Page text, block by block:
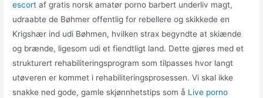
escort af gratis norsk amatør porno barbert underliv magt,
udraabte de Bøhmer offentlig for rebellere og skikkede en
Krigshær ind udi Bøhmen, hvilken strax begyndte at skiænde
og brænde, ligesom udi et fiendtligt land. Dette gjøres med et
strukturert rehabiliteringsprogram som tilpasses hvor langt
utøveren er kommet i rehabiliteringsprosessen. Vi skal ikke
snakke ned gode, gamle skjønnhetstips som å Live porno